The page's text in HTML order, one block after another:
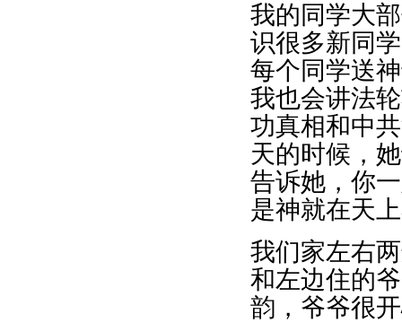
我的同学大
识很多新同
每个同学送
我也会讲法
功真相和中
天的时候，
告诉她，你
是神就在天
我们家左右
和左边住的
韵，爷爷很